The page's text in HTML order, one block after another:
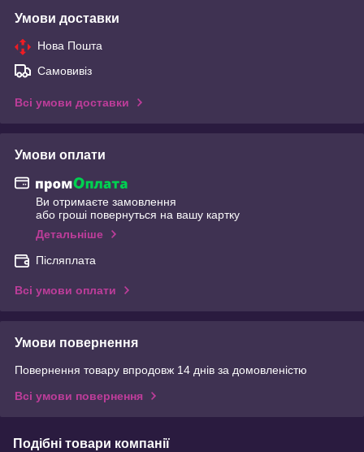
Умови доставки
Нова Пошта
Самовивіз
Всі умови доставки
Умови оплати
Ви отримаєте замовлення
або гроші повернуться на вашу картку
Детальніше
Післяплата
Всі умови оплати
Умови повернення
Повернення товару впродовж 14 днів за домовленістю
Всі умови повернення
Подібні товари компанії